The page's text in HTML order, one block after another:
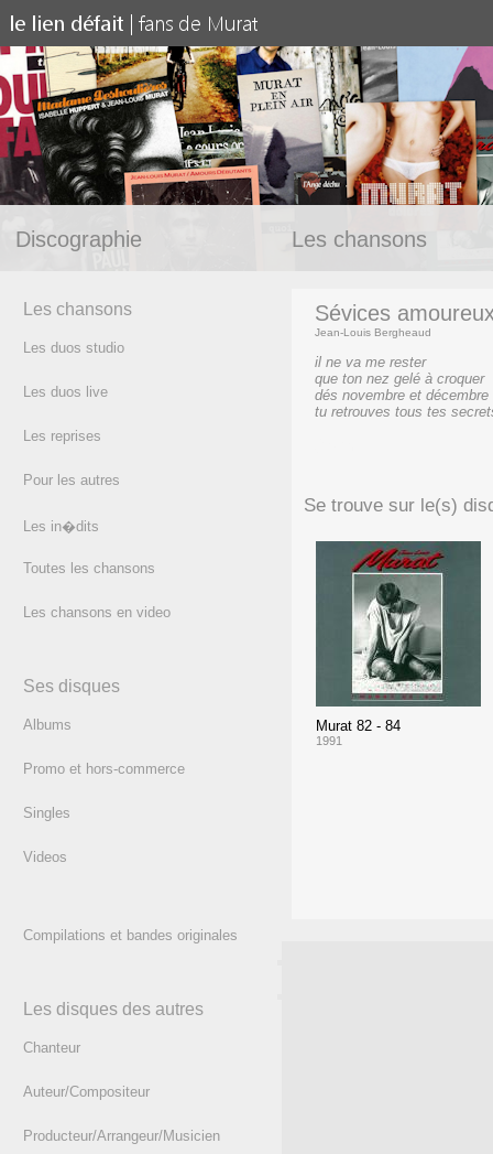
Discographie Les chansons
Les chansons
Les duos studio
Les duos live
Les reprises
Pour les autres
Les in�dits
Toutes les chansons
Les chansons en video
Ses disques
Albums
Promo et hors-commerce
Singles
Videos
Compilations et bandes originales
Les disques des autres
Chanteur
Auteur/Compositeur
Producteur/Arrangeur/Musicien
Sévices
Jean-Louis Bergheaud
il ne va me rester
que ton nez gelé à croquer
dés novembre et décembre
tu retrouves tous tes
Se trouve sur le(s)
Murat 82 - 84
1991